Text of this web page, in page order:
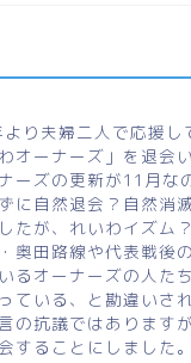
り夫婦二人で応援し
オーナーズ」を退会
ーズの更新が11月な
に自然退会？自然消
たが、れいわイズム
奥田路線や代表戦後
るオーナーズの人た
ている、と勘違いさ
の抗議ではあります
することにしました